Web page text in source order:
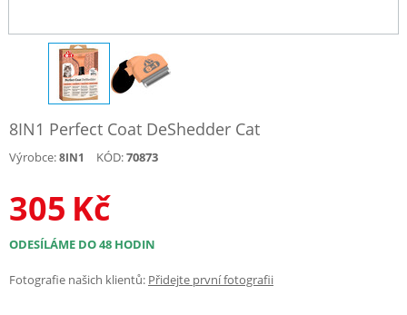
8IN1 Perfect Coat DeShedder Cat
Výrobce:8IN1 KÓD:70873
305 Kč
ODESÍLÁME DO 48 HODIN
Fotografie našich klientů: Přidejte první fotografii